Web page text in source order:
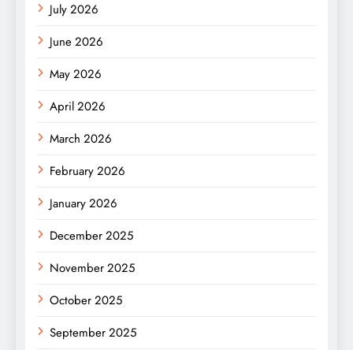
July 2026
June 2026
May 2026
April 2026
March 2026
February 2026
January 2026
December 2025
November 2025
October 2025
September 2025